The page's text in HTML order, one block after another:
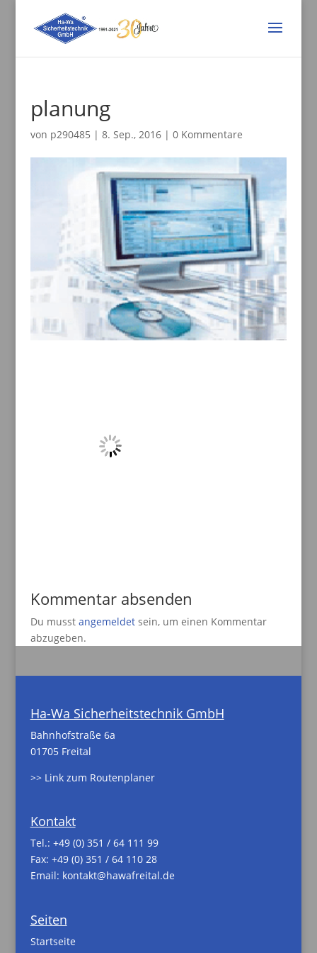
planung
von p290485 | 8. Sep., 2016| 0 Kommentare
Kommentar absenden
Du musst angemeldetsein, um einen Kommentar
abzugeben.
Ha-Wa Sicherheitstechnik GmbH
Bahnhofstraße 6a
01705 Freital
>> Link zum Routenplaner
Kontakt
Tel.: +49 (0) 351 / 64 111 99
Fax: +49 (0) 351 / 64 110 28
Email: kontakt@hawafreital.de
Seiten
Startseite